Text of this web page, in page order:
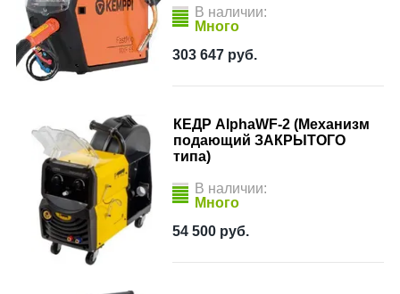
В наличии:
Много
303 647 руб.
КЕДР AlphaWF-2 (Механизм
подающий ЗАКРЫТОГО
типа)
В наличии:
Много
54 500 руб.